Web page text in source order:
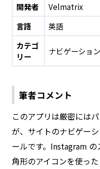
開発者
Velmatrix
言語
英語
カテゴ
リー
ナビゲーショ
筆者コメント
このアプリは厳密には
が、サイトのナビゲー
ールです。Instagram
角形のアイコンを使っ